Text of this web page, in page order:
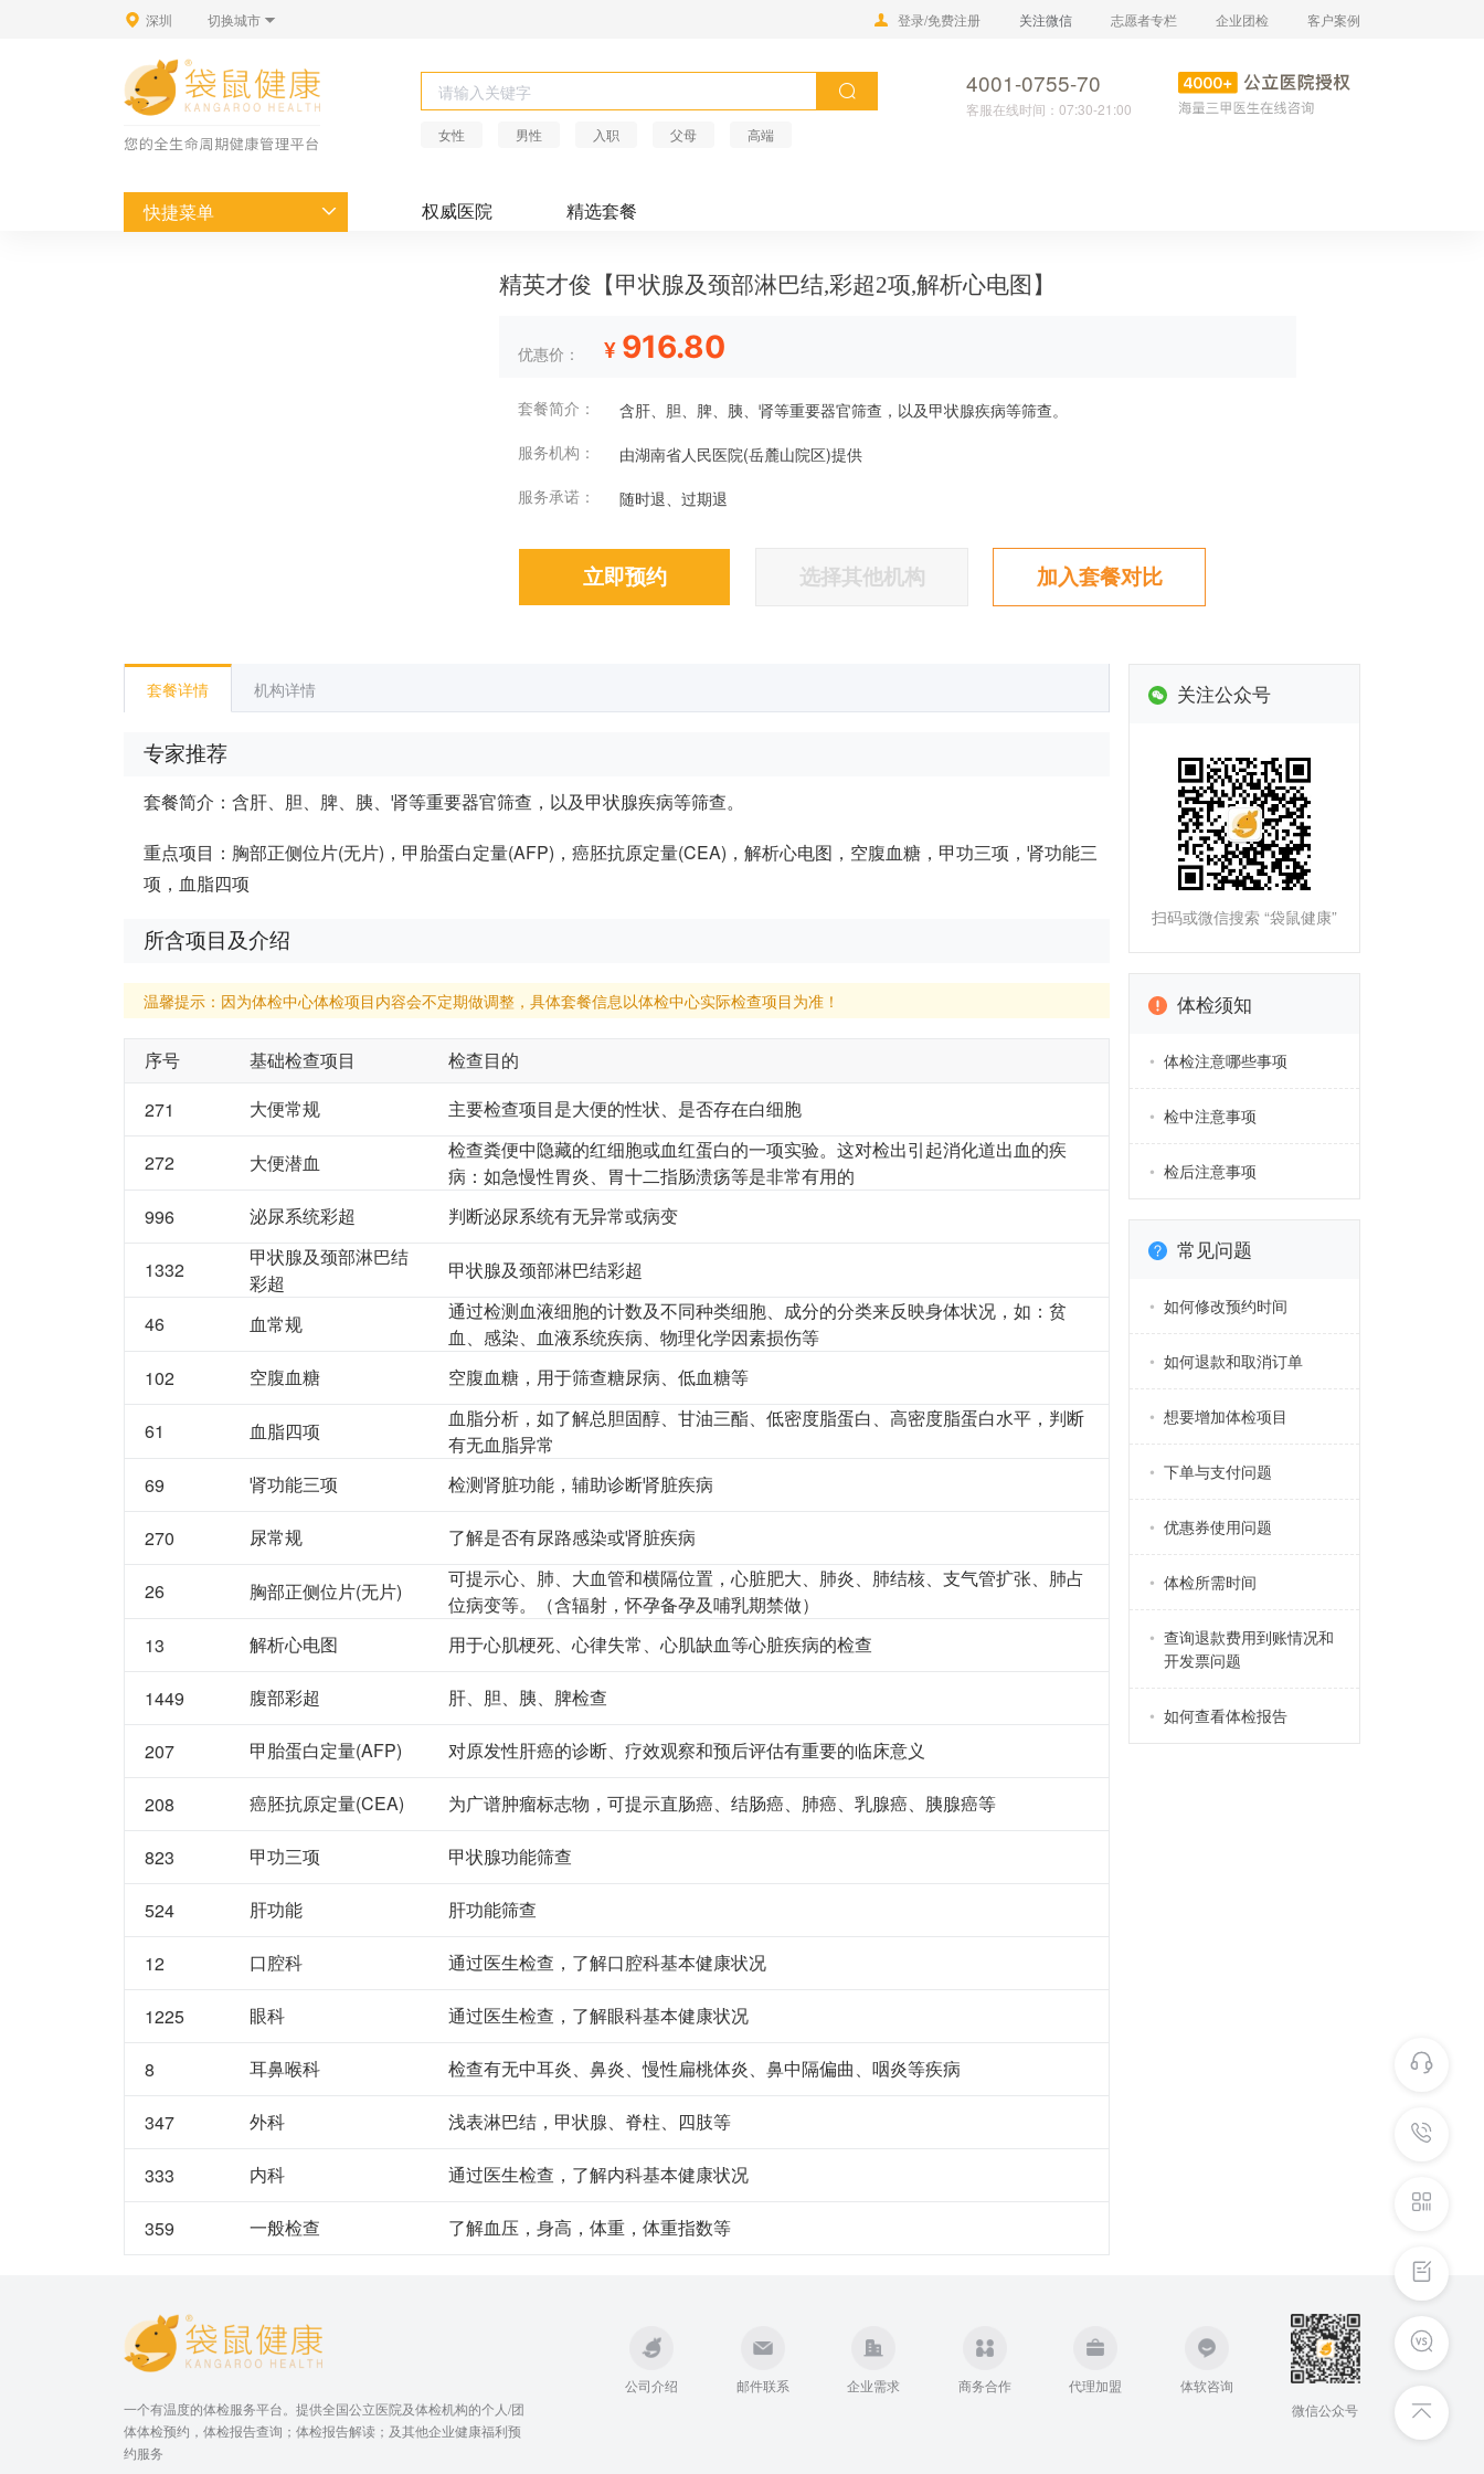
深圳 切换城市 登录/免费注册 关注微信 志愿者专栏 企业团检 客户案例
女性 男性 入职 父母 高端
4001-0755-70
客服在线时间：07:30-21:00
快捷菜单 权威医院 精选套餐
精英才俊【甲状腺及颈部淋巴结,彩超2项,解析心电图】
优惠价： ¥ 916.80
套餐简介：
含肝、胆、脾、胰、肾等重要器官筛查，以及甲状腺疾病等筛查。
服务机构：
由湖南省人民医院(岳麓山院区)提供
服务承诺：
随时退、过期退
立即预约 选择其他机构 加入套餐对比
套餐详情 机构详情
专家推荐
套餐简介：含肝、胆、脾、胰、肾等重要器官筛查，以及甲状腺疾病等筛查。
重点项目：胸部正侧位片(无片)，甲胎蛋白定量(AFP)，癌胚抗原定量(CEA)，解析心电图，空腹血糖，甲功三项，肾功能三
项，血脂四项
所含项目及介绍
温馨提示：因为体检中心体检项目内容会不定期做调整，具体套餐信息以体检中心实际检查项目为准！
序号 基础检查项目
检查目的
271
大便常规 主要检查项目是大便的性状、是否存在白细胞
272 大便潜血
检查粪便中隐藏的红细胞或血红蛋白的一项实验。这对检出引起消化道出血的疾
病：如急慢性胃炎、胃十二指肠溃疡等是非常有用的
996
泌尿系统彩超 判断泌尿系统有无异常或病变
1332
甲状腺及颈部淋巴结
彩超
甲状腺及颈部淋巴结彩超
46 血常规
通过检测血液细胞的计数及不同种类细胞、成分的分类来反映身体状况，如：贫
血、感染、血液系统疾病、物理化学因素损伤等
102
空腹血糖 空腹血糖，用于筛查糖尿病、低血糖等
61 血脂四项
血脂分析，如了解总胆固醇、甘油三酯、低密度脂蛋白、高密度脂蛋白水平，判断
有无血脂异常
69
肾功能三项 检测肾脏功能，辅助诊断肾脏疾病
270 尿常规 了解是否有尿路感染或肾脏疾病
26 胸部正侧位片(无片)
可提示心、肺、大血管和横隔位置，心脏肥大、肺炎、肺结核、支气管扩张、肺占
位病变等。（含辐射，怀孕备孕及哺乳期禁做）
13
解析心电图 用于心肌梗死、心律失常、心肌缺血等心脏疾病的检查
1449 腹部彩超 肝、胆、胰、脾检查
207 甲胎蛋白定量(AFP) 对原发性肝癌的诊断、疗效观察和预后评估有重要的临床意义
208 癌胚抗原定量(CEA) 为广谱肿瘤标志物，可提示直肠癌、结肠癌、肺癌、乳腺癌、胰腺癌等
823 甲功三项 甲状腺功能筛查
524 肝功能 肝功能筛查
12 口腔科 通过医生检查，了解口腔科基本健康状况
1225 眼科 通过医生检查，了解眼科基本健康状况
8 耳鼻喉科 检查有无中耳炎、鼻炎、慢性扁桃体炎、鼻中隔偏曲、咽炎等疾病
347 外科 浅表淋巴结，甲状腺、脊柱、四肢等
333 内科 通过医生检查，了解内科基本健康状况
359 一般检查 了解血压，身高，体重，体重指数等
关注公众号
扫码或微信搜索 “袋鼠健康”
体检须知
体检注意哪些事项
检中注意事项
检后注意事项
常见问题
如何修改预约时间
如何退款和取消订单
想要增加体检项目
下单与支付问题
优惠券使用问题
体检所需时间
查询退款费用到账情况和
开发票问题
如何查看体检报告
在线
客服
意见
反馈
回到
一个有温度的体检服务平台。提供全国公立医院及体检机构的个人/团
体体检预约，体检报告查询；体检报告解读；及其他企业健康福利预
约服务
公司介绍 邮件联系 企业需求 商务合作 代理加盟 体软咨询
微信公众号